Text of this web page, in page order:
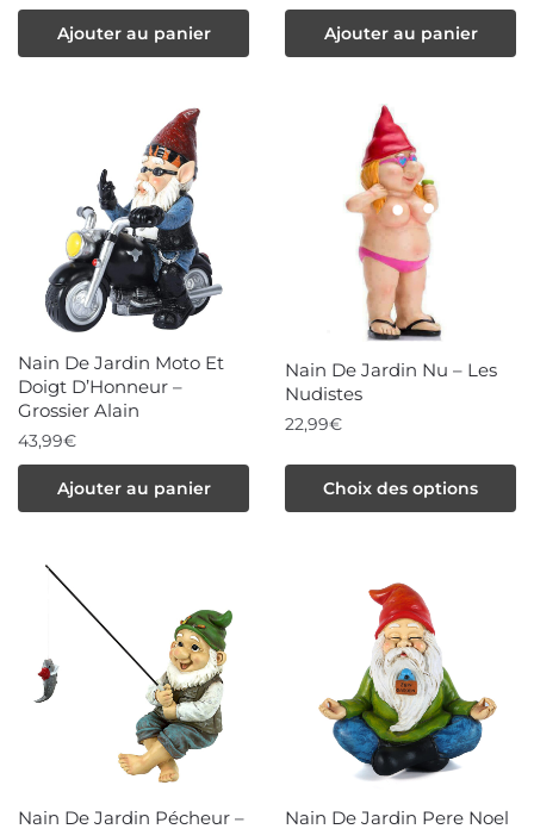
Ajouter au panier Ajouter au panier
Nain De Jardin Moto Et
Doigt D’Honneur –
Grossier Alain
43,99€
Ajouter au panier
Nain De Jardin Nu – Les
Nudistes
22,99€
Choix des options
Ce
produit
variations.
options
peuvent
choisies
sur
Nain De Jardin Pécheur – Nain De Jardin Pere Noel